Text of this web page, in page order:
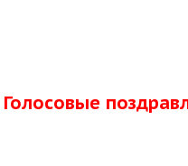
Голосовые